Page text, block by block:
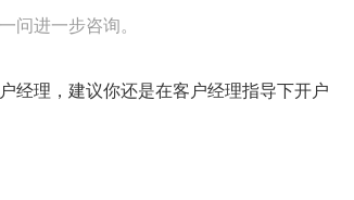
问进一步咨询。
经理，建议你还是在客户经理指导下开户